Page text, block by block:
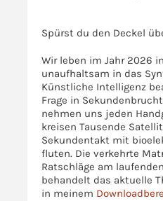
Spürst du den Deckel
Wir leben im Jahr 2026
unaufhaltsam in das
Künstliche Intelligenz
Frage in
nehmen uns jeden
kreisen Tausende
Sekundentakt mit
fluten. Die verkehrte
Ratschläge am
behandelt das aktuelle
in meinem